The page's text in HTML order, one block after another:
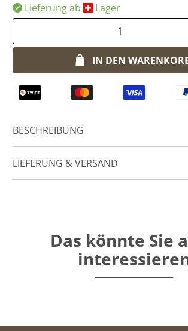
Lieferung ab
​Lager
IN DEN
BESCHREIBUNG
LIEFERUNG & VERSAND
Das könnte Sie